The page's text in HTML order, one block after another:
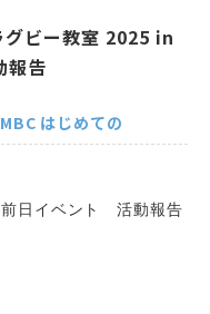
ビー教室 2025 in
告
はじめての